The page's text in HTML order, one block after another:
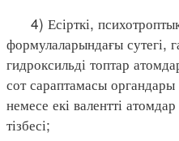
4) Есірткі,
формулаларындағы сутегі,
гидроксильді топтар
сот сараптамасы органдары
немесе екі валентті
тізбесі;